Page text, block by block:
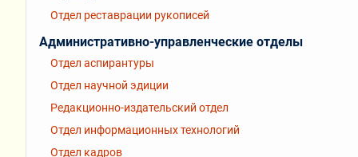
Отдел реставрации рукописей
Административно-управленческие отделы
Отдел аспирантуры
Отдел научной эдиции
Редакционно-издательский отдел
Отдел информационных технологий
Отдел кадров